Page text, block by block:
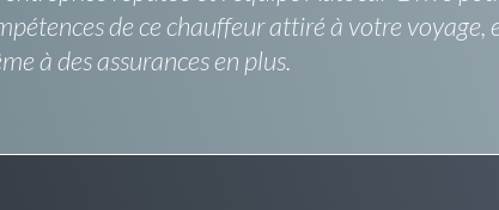
de ce chauffeur attiré à votre
à des assurances en plus.